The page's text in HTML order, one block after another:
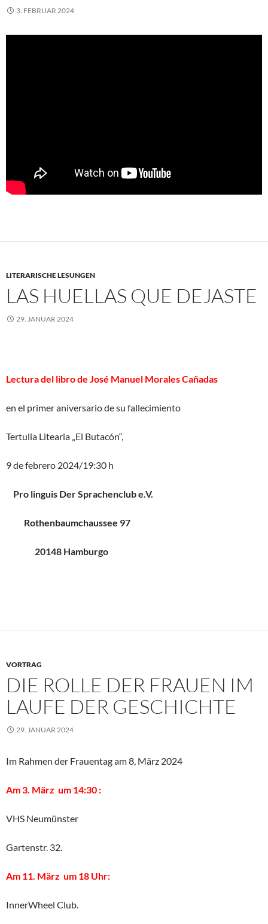
3. FEBRUAR 2024
LITERARISCHE LESUNGEN
LAS HUELLAS QUE DEJASTE
29. JANUAR 2024
Lectura del libro de José Manuel Morales Cañadas
en el primer aniversario de su fallecimiento
Tertulia Litearia „El Butacón“,
9 de febrero 2024/19:30 h
Pro linguis Der Sprachenclub e.V.
Rothenbaumchaussee 97
20148 Hamburgo
VORTRAG
DIE ROLLE DER FRAUEN IM
LAUFE DER GESCHICHTE
29. JANUAR 2024
Im Rahmen der Frauentag am 8, März 2024
Am 3. März um 14:30 :
VHS Neumünster
Gartenstr. 32.
Am 11. März um 18 Uhr:
InnerWheel Club.